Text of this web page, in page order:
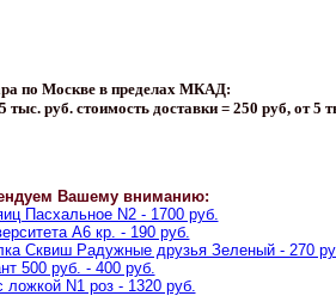
по Москве в пределах МКАД:
тыс. руб. стоимость доставки = 250 руб, от 5
Вашему вниманию:
Пасхальное N2 - 1700 руб.
A6 кр. - 190 руб.
Сквиш Радужные друзья Зеленый - 270
500 руб. - 400 руб.
ложкой N1 роз - 1320 руб.